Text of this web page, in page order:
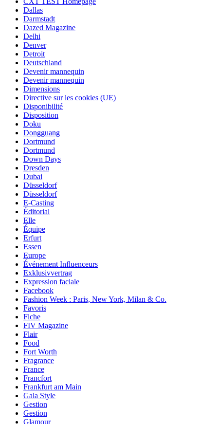
Dallas
Darmstadt
Dazed Magazine
Delhi
Denver
Detroit
Deutschland
Devenir mannequin
Devenir mannequin
Dimensions
Directive sur les cookies (UE)
Disponibilité
Disposition
Doku
Dongguang
Dortmund
Dortmund
Down Days
Dresden
Dubai
Düsseldorf
Düsseldorf
E-Casting
Éditorial
Elle
Équipe
Erfurt
Essen
Europe
Événement Influenceurs
Exklusivvertrag
Expression faciale
Facebook
Fashion Week : Paris, New York, Milan & Co.
Favoris
Fiche
FIV Magazine
Flair
Food
Fort Worth
Fragrance
France
Francfort
Frankfurt am Main
Gala Style
Gestion
Gestion
Glamour